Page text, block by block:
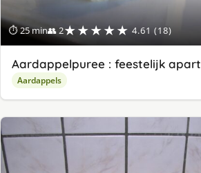
⏱ 25 min👥 2★★★★★ 4.61 (18)
Aardappelpuree : feestelijk apart
Aardappels